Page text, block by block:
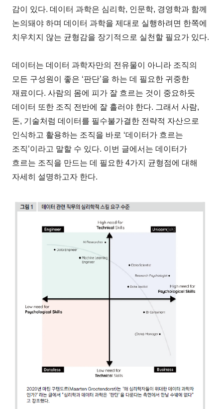
감이 있다. 데이터 과학은 심리학, 인문학, 경영학과 함께
논의돼야 하며 데이터 과학을 제대로 실행하려면 한쪽에
치우치지 않는 균형감을 장기적으로 실천할 필요가 있다.
데이터는 데이터 과학자만의 전유물이 아니라 조직의
모든 구성원이 좋은 ‘판단’을 하는 데 필요한 귀중한
재료이다. 사람의 몸에 피가 잘 흐르는 것이 중요하듯
데이터 또한 조직 전반에 잘 흘러야 한다. 그래서 사람,
돈, 기술처럼 데이터를 필수불가결한 전략적 자산으로
인식하고 활용하는 조직을 바로 ‘데이터가 흐르는
조직’이라고 말할 수 있다. 이번 글에서는 데이터가
흐르는 조직을 만드는 데 필요한 4가지 균형점에 대해
자세히 설명하고자 한다.